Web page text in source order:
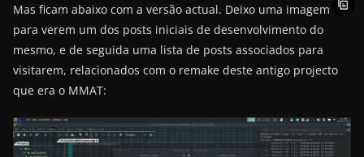
Mas ficam abaixo com a versão actual. Deixo uma imagem
para verem um dos posts iniciais de desenvolvimento do
mesmo, e de seguida uma lista de posts associados para
visitarem, relacionados com o remake deste antigo projecto
que era o MMAT: